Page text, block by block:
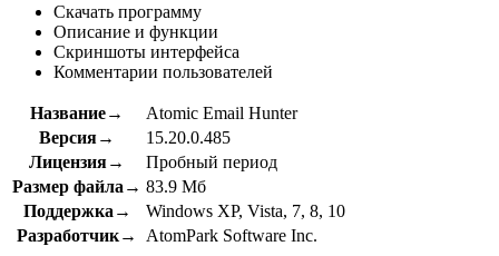
Скачать программу
Описание и функции
Скриншоты интерфейса
Комментарии пользователей
Название→
Atomic Email Hunter
Версия→
15.20.0.485
Лицензия→
Пробный период
Размер файла→ 83.9 Мб
Поддержка→
Windows XP, Vista, 7, 8, 10
Разработчик→
AtomPark Software Inc.